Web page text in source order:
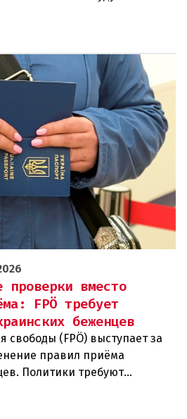
причины про
проверки вместо
FPÖ требует
беженцев
свободы (FPÖ) выступает за
правил приёма
Политики требуют
предоставление
проверки